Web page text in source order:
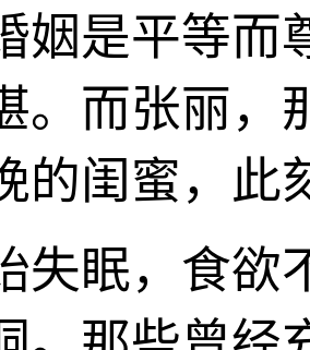
姻是平等而
。而张丽，
的闺蜜，此
失眠，食欲